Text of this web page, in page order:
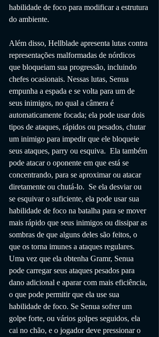
habilidade de foco para modificar a estrutura
do ambiente.
Além disso, Hellblade apresenta lutas contra
representações malformadas de nórdicos
que bloqueiam sua progressão, incluindo
chefes ocasionais. Nessas lutas, Senua
empunha a espada e se volta para um de
seus inimigos, no qual a câmera é
automaticamente focada; ela pode usar dois
tipos de ataques, rápidos ou pesados, chutar
um inimigo para impedir que ele bloqueie
seus ataques, parry ou esquiva.  Ela também
pode atacar o oponente em que está se
concentrando, para se aproximar ou atacar
diretamente ou chutá-lo.  Se ela desviar ou
se esquivar o suficiente, ela pode usar sua
habilidade de foco na batalha para se mover
mais rápido que seus inimigos ou dissipar as
sombras de que alguns deles são feitos, o
que os torna imunes a ataques regulares.
Uma vez que ela obtenha Gramr, Senua
pode carregar seus ataques pesados ​​para
dano adicional e aparar com mais eficiência,
o que pode permitir que ela use sua
habilidade de foco. Se Senua sofrer um
golpe forte, ou vários golpes seguidos, ela
cai no chão, e o jogador deve pressionar o